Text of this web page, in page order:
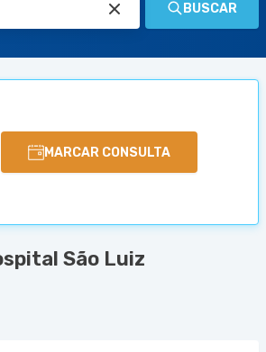
BUSCAR
MARCAR CONSULTA
São Luiz